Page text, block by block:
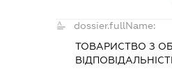
dossier.fullName:
ТОВАРИСТВО З